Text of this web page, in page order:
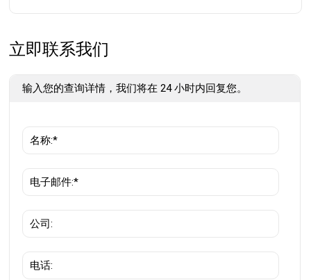
立即联系我们
输入您的查询详情，我们将在 24 小时内回复您。